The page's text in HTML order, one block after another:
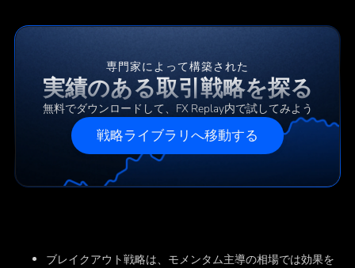
専門家によって構築された
実績のある取引戦略を探る
無料でダウンロードして、FX Replay内で試してみよう
戦略ライブラリへ移動する
ブレイクアウト戦略は、モメンタム主導の相場では効果を